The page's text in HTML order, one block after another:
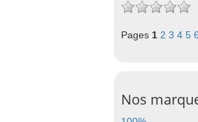
Pages 1 2 3 4 5 6
Nos